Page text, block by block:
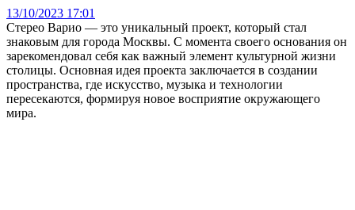
13/10/2023 17:01
Стерео Варио — это уникальный проект, который стал
знаковым для города Москвы. С момента своего основания он
зарекомендовал себя как важный элемент культурной жизни
столицы. Основная идея проекта заключается в создании
пространства, где искусство, музыка и технологии
пересекаются, формируя новое восприятие окружающего
мира.